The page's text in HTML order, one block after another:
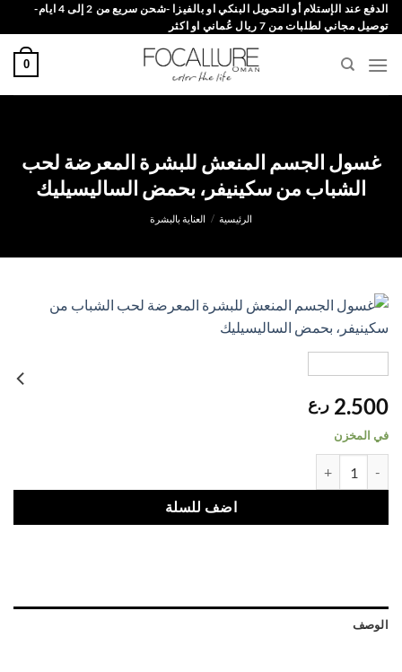
تخطي
للمحتوى
الدفع عند الإستلام أو التحويل البنكي او بالفيزا -شحن سريع من 2 إلى 4 ايام-
توصيل مجاني لطلبات من 7 ريال عُماني او اكثر
0
غسول الجسم المنعش للبشرة المعرضة لحب
الشباب من سكينيفر، بحمض الساليسيليك
الرئيسية / العناية بالبشرة
2.500 ر.ع
في المخزن
اضف للسلة
الوصف